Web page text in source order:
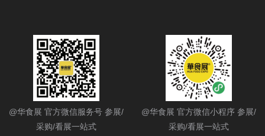
@华食展 官方微信服务号 参展/
采购/看展一站式
@华食展 官方微信小程序 参展/
采购/看展一站式